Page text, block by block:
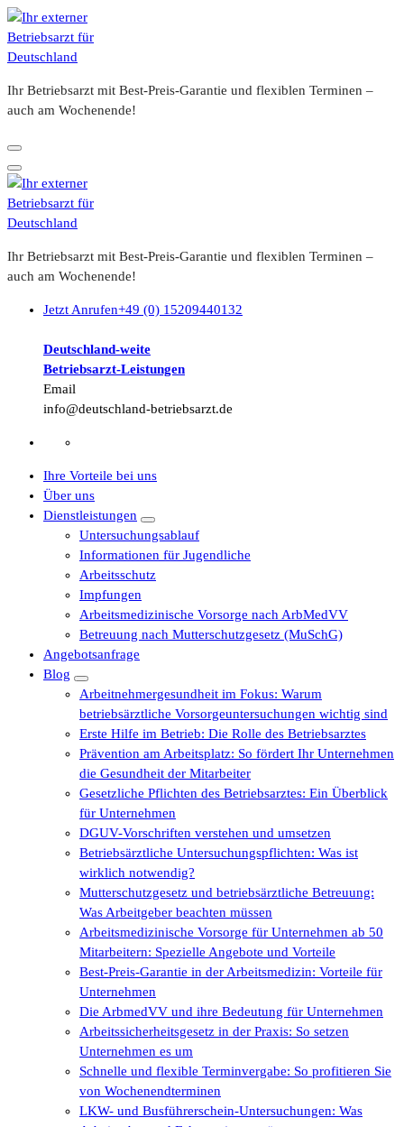
Zum
Inhalt
springen
Ihr Betriebsarzt mit Best-Preis-Garantie und flexiblen Terminen –
auch am Wochenende!
Ihr Betriebsarzt mit Best-Preis-Garantie und flexiblen Terminen –
auch am Wochenende!
Jetzt Anrufen+49 (0) 15209440132
Deutschland-weite
Betriebsarzt-Leistungen
Email
info@deutschland-betriebsarzt.de
Ihre Vorteile bei uns
Über uns
Dienstleistungen
Untersuchungsablauf
Informationen für Jugendliche
Arbeitsschutz
Impfungen
Arbeitsmedizinische Vorsorge nach ArbMedVV
Betreuung nach Mutterschutzgesetz (MuSchG)
Angebotsanfrage
Blog
Arbeitnehmergesundheit im Fokus: Warum
betriebsärztliche Vorsorgeuntersuchungen wichtig sind
Erste Hilfe im Betrieb: Die Rolle des Betriebsarztes
Prävention am Arbeitsplatz: So fördert Ihr Unternehmen
die Gesundheit der Mitarbeiter
Gesetzliche Pflichten des Betriebsarztes: Ein Überblick
für Unternehmen
DGUV-Vorschriften verstehen und umsetzen
Betriebsärztliche Untersuchungspflichten: Was ist
wirklich notwendig?
Mutterschutzgesetz und betriebsärztliche Betreuung:
Was Arbeitgeber beachten müssen
Arbeitsmedizinische Vorsorge für Unternehmen ab 50
Mitarbeitern: Spezielle Angebote und Vorteile
Best-Preis-Garantie in der Arbeitsmedizin: Vorteile für
Unternehmen
Die ArbmedVV und ihre Bedeutung für Unternehmen
Arbeitssicherheitsgesetz in der Praxis: So setzen
Unternehmen es um
Schnelle und flexible Terminvergabe: So profitieren Sie
von Wochenendterminen
LKW- und Busführerschein-Untersuchungen: Was